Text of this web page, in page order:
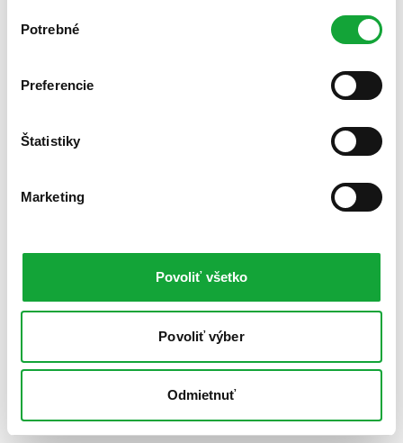
súhlasu
Potrebné
Preferencie
Štatistiky
Marketing
Povoliť všetko
Povoliť výber
Odmietnuť